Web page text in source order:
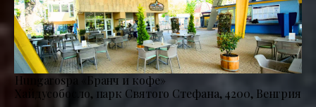
Hungarospa «Бранч и кофе»
Хайдусобосло, парк Святого Стефана, 4200, Венгрия